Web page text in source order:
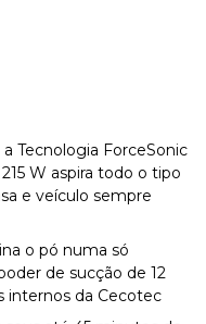
Tecnologia ForceSonic
W aspira todo o tipo
e veículo sempre
o pó numa só
de sucção de 12
internos da Cecotec